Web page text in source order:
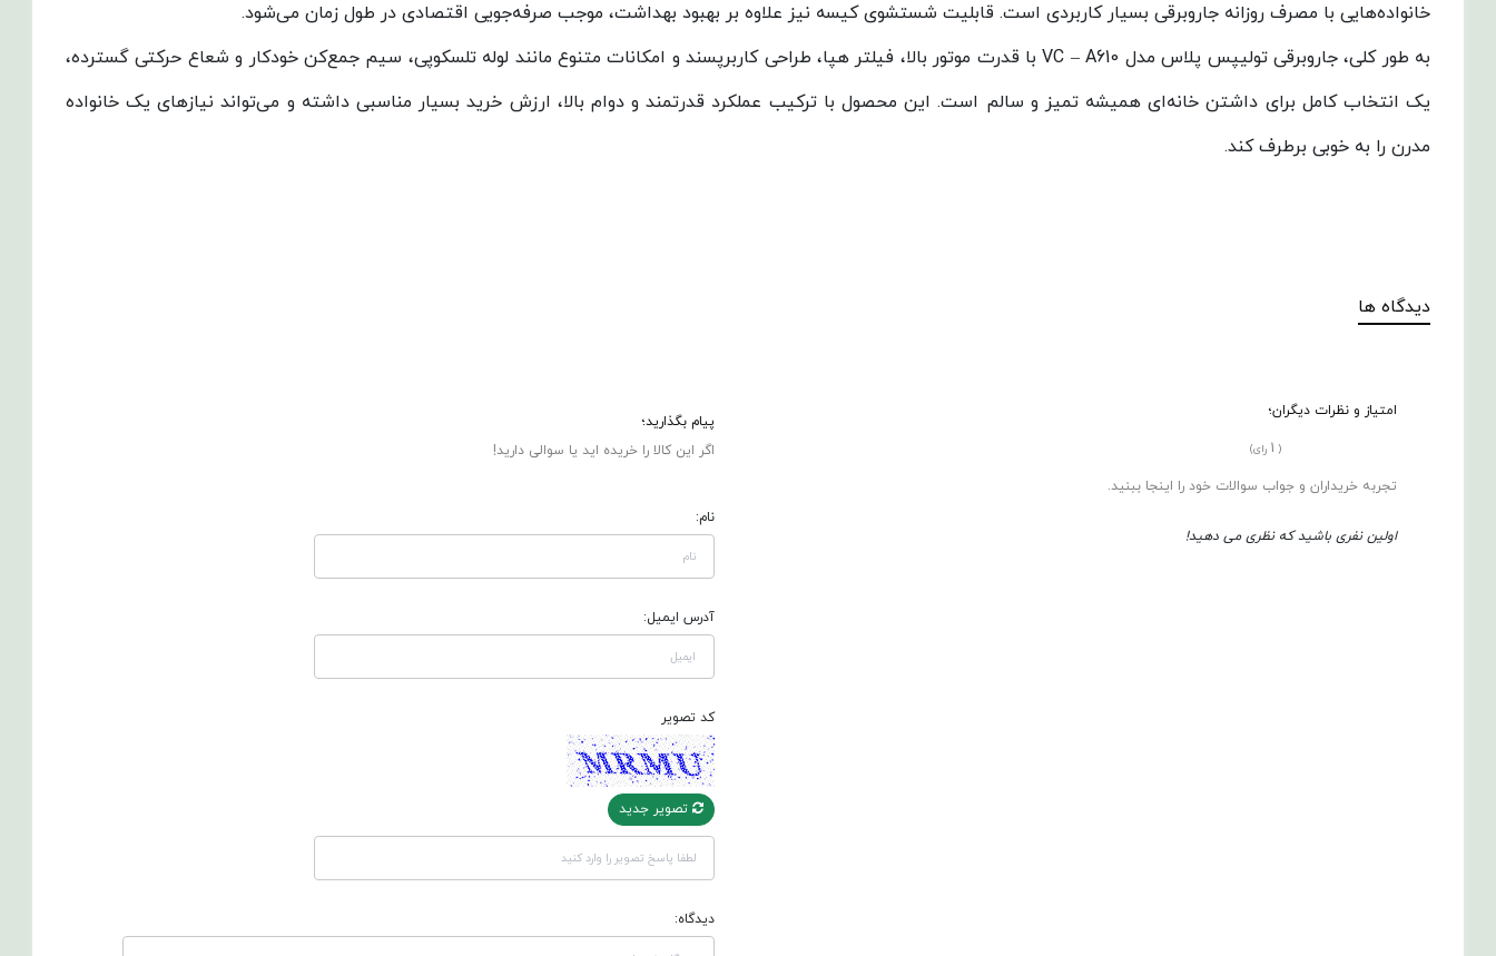
خانواده‌هایی با مصرف روزانه جاروبرقی بسیار کاربردی است. قابلیت شستشوی کیسه نیز علاوه بر بهبود بهداشت، موجب صرفه‌جویی اقتصادی در طول زمان می‌شود.
به طور کلی، جاروبرقی تولیپس پلاس مدل VC – A610 با قدرت موتور بالا، فیلتر هپا، طراحی کاربرپسند و امکانات متنوع مانند لوله تلسکوپی، سیم جمع‌کن خودکار و شعاع حرکتی گسترده،
یک انتخاب کامل برای داشتن خانه‌ای همیشه تمیز و سالم است. این محصول با ترکیب عملکرد قدرتمند و دوام بالا، ارزش خرید بسیار مناسبی داشته و می‌تواند نیازهای یک خانواده
مدرن را به خوبی برطرف کند.
دیدگاه ها
امتیاز و نظرات دیگران؛
(
1 رای)
تجربه خریداران و جواب سوالات خود را اینجا ببنید.
اولین نفری باشید که نظری می دهید!
پیام بگذارید؛
اگر این کالا را خریده اید یا سوالی دارید!
نام:
آدرس ایمیل:
کد تصویر
تصویر جدید
دیدگاه: